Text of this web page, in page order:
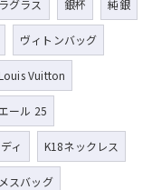
グラス 銀杯 純銀
ヴィトンバッグ
Vuitton
ール 25
ィ K18ネックレス
スバッグ